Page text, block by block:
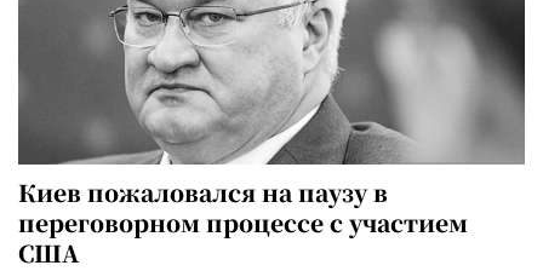
Киев пожаловался на паузу в
переговорном процессе с участием
США